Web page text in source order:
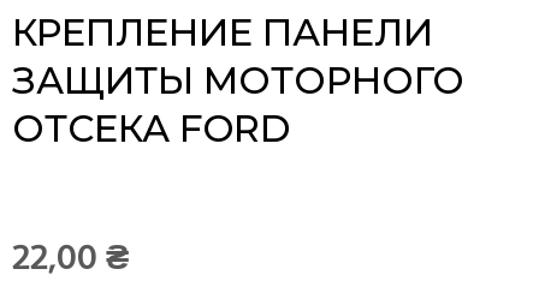
КРЕПЛЕНИЕ ПАНЕЛИ
ЗАЩИТЫ МОТОРНОГО
ОТСЕКА FORD
22,00 ₴